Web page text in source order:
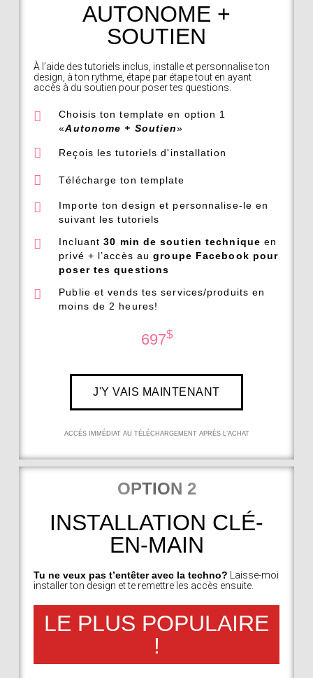
AUTONOME +
SOUTIEN
À l’aide des tutoriels inclus, installe et personnalise ton
design, à ton rythme, étape par étape tout en ayant
accès à du soutien pour poser tes questions.
Choisis ton template en option 1
«Autonome + Soutien»
Reçois les tutoriels d'installation
Télécharge ton template
Importe ton design et personnalise-le en
suivant les tutoriels
Incluant30 min de soutien technique en
privé + l’accès augroupe Facebook pour
poser tes questions
Publie et vends tes services/produits en
moins de 2 heures!
697$
J'Y VAIS MAINTENANT
ACCÈS IMMÉDIAT AU TÉLÉCHARGEMENT APRÈS L’ACHAT
OPTION 2
INSTALLATION CLÉ-
EN-MAIN
Tu ne veux pas t’entêter avec la techno? Laisse-moi
installer ton design et te remettre les accès ensuite.
LE PLUS POPULAIRE
!